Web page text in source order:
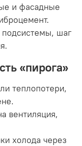
и фасадные
подсистемы, шаг
«пирога»
теплопотери,
вентиляция,
холода через